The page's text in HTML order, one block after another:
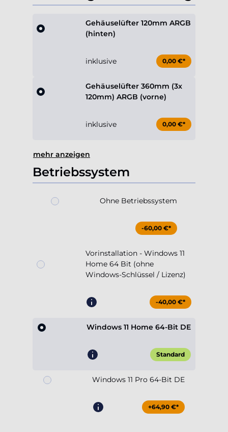
Gehäuselüfter 120mm ARGB
(hinten)
inklusive 0,00 €*
Gehäuselüfter 360mm (3x
120mm) ARGB (vorne)
inklusive 0,00 €*
mehr anzeigen
Betriebssystem
Ohne Betriebssystem
-60,00 €*
Vorinstallation - Windows 11
Home 64 Bit (ohne
Windows-Schlüssel / Lizenz)
-40,00 €*
Windows 11 Home 64-Bit DE
Standard
Windows 11 Pro 64-Bit DE
+64,90 €*